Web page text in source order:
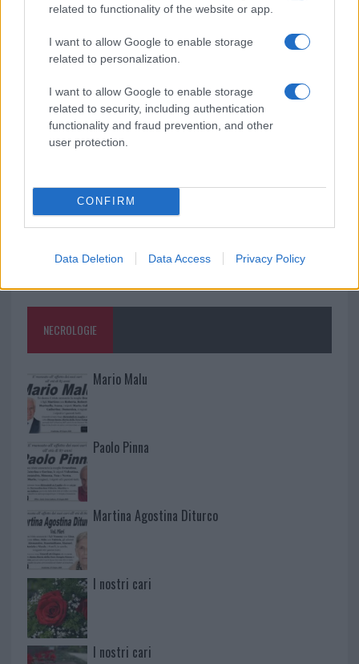
related to functionality of the website or app.
I want to allow Google to enable storage
related to personalization.
I want to allow Google to enable storage
related to security, including authentication
functionality and fraud prevention, and other
user protection.
CONFIRM
Data Deletion Data Access Privacy Policy
Monte Pino, la fine di un lungo dolore: storia e
rinascita della strada che segnò la Gallura
Raid nelle campagne di Berchidda, rischio per
la rete elettrica
NECROLOGIE
Mario Malu
Paolo Pinna
Martina Agostina Diturco
I nostri cari
I nostri cari